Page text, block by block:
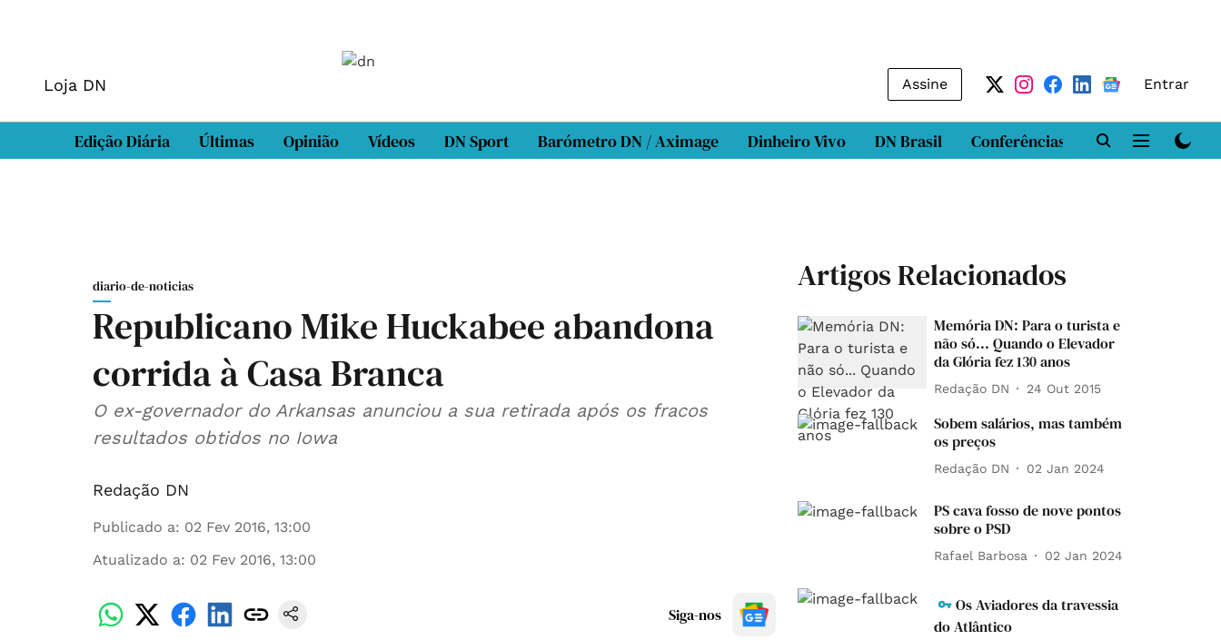
Loja DN Assine Entrar
Edição Diária Últimas Opinião Vídeos DN Sport Barómetro DN / Aximage Dinheiro Vivo DN Brasil Conferências DN LAB
diario-de-noticias
Republicano Mike Huckabee abandona
corrida à Casa Branca
O ex-governador do Arkansas anunciou a sua retirada após os fracos
resultados obtidos no Iowa
Redação DN
Publicado a: 02 Fev 2016, 13:00
Atualizado a: 02 Fev 2016, 13:00
Siga-nos
Artigos Relacionados
Memória DN: Para o turista e
não só... Quando o Elevador
da Glória fez 130 anos
Redação DN 24 Out 2015
Sobem salários, mas também
os preços
Redação DN 02 Jan 2024
PS cava fosso de nove pontos
sobre o PSD
Rafael Barbosa 02 Jan 2024
Os Aviadores da travessia
do Atlântico